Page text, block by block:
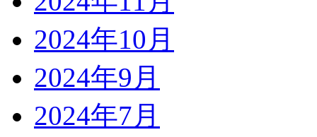
2024年10月
2024年9月
2024年7月